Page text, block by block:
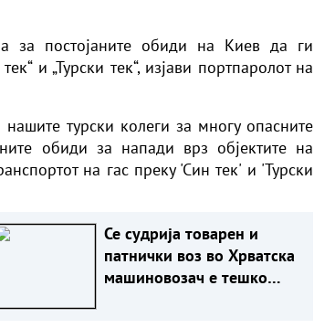
за постојаните обиди на Киев да ги
и „Турски тек“, изјави портпаролот на
турски колеги за многу опасните
обиди за напади врз објектите на
на гас преку 'Син тек' и 'Турски
Се судрија товарен и
патнички воз во Хрватска
машиновозач е тешко